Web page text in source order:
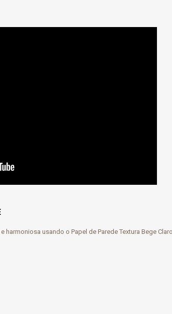
usando o Papel de Parede Textura Bege